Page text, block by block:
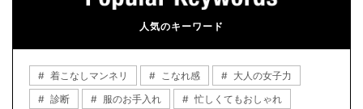
人気のキーワード
着こなしマンネリ こなれ感
大人の女子力
診断
服のお手入れ
忙しくてもおしゃれ